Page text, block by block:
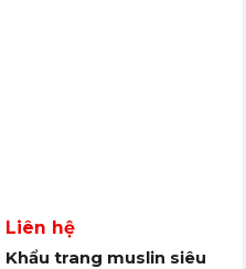
Liên hệ
Khẩu trang muslin siêu